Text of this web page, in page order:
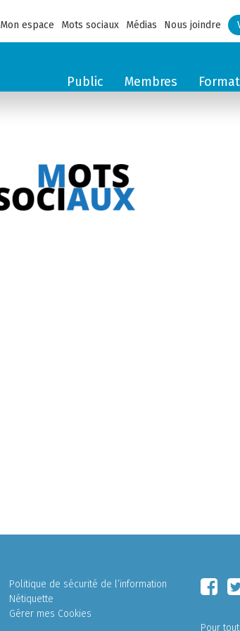
Mon espace Mots sociaux Médias Nous joindre
Public Membres
Politique de sécurité de l’information
Nétiquette
Gérer mes Cookies
Pour